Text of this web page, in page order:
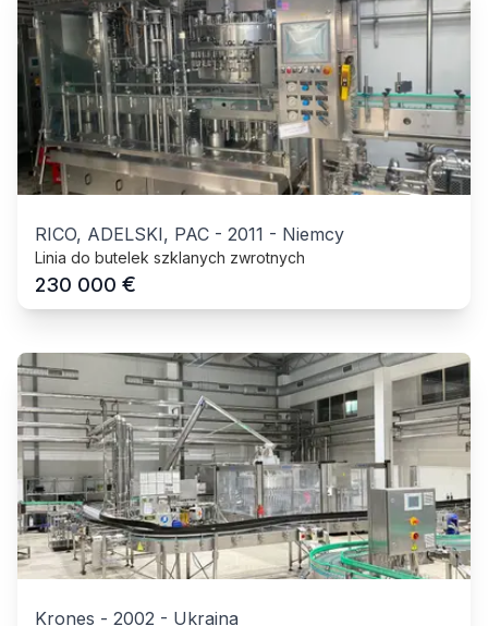
RICO, ADELSKI, PAC - 2011 - Niemcy
Linia do butelek szklanych zwrotnych
230 000 €
Krones - 2002 - Ukraina